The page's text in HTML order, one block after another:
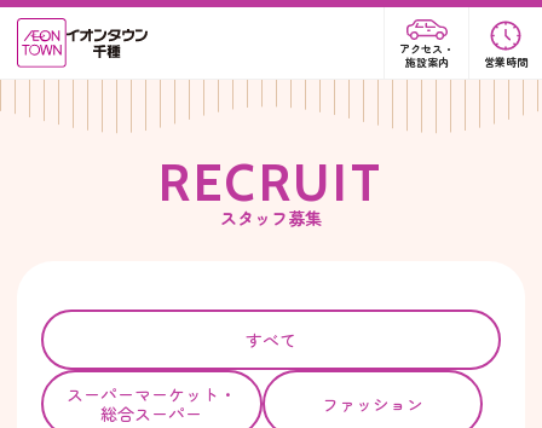
アクセス・
施設案内
営業時間
RECRUIT
スタッフ募集
すべて
スーパーマーケット・
総合スーパー
ファッション